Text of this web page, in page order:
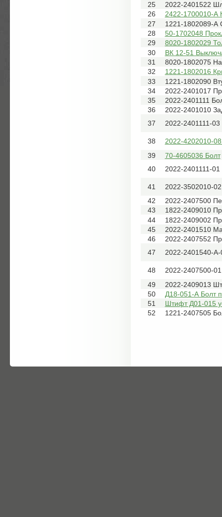
25
2022-2401522
26
2422-1700010-А
27
1221-1802089-А
28
50-1702048
29
8020-1802029
30
ВК 12-51
31
8020-1802075
32
1221-1802016
33
1221-1802090
34
2022-2401017
35
2022-2401111
36
2022-2401010
37
2022-2401111-03
38
2022-4202010-
39
70-4605036 Болт
40
2022-2401111-01
41
2022-3502010-
42
2022-2407500
43
1822-2409010
44
1822-2409002
45
2022-2401510
46
2022-2407552
47
2022-2401540-
48
2022-2407500-
49
2022-2409013
50
Д18-051-А Болт
51
Штифт Д01-015
52
1221-2407505